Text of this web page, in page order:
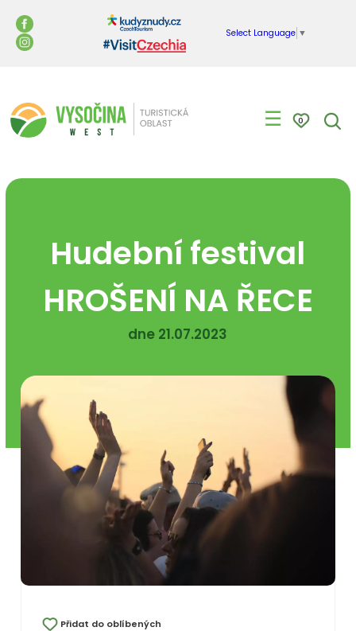
Select Language ▼
☰ 0
Hudební festival
HROŠENÍ NA ŘECE
dne 21.07.2023
Přidat do oblíbených